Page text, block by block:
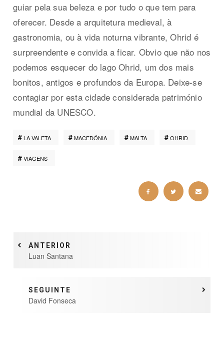
guiar pela sua beleza e por tudo o que tem para
oferecer. Desde a arquitetura medieval, à
gastronomia, ou à vida noturna vibrante, Ohrid é
surpreendente e convida a ficar. Obvio que não nos
podemos esquecer do lago Ohrid, um dos mais
bonitos, antigos e profundos da Europa. Deixe-se
contagiar por esta cidade considerada património
mundial da UNESCO.
LA VALETA MACEDÓNIA MALTA OHRID
VIAGENS
ANTERIOR
Luan Santana
SEGUINTE
David Fonseca